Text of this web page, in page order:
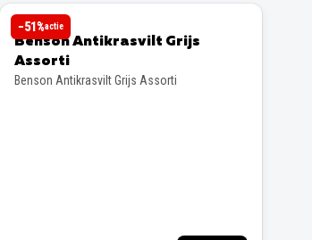
−51%actie
BENSON
Benson Antikrasvilt Grijs
Assorti
Benson Antikrasvilt Grijs Assorti